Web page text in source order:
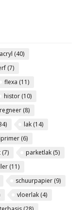
acryl (40)
(7)
flexa (11)
histor (10)
(8)
lak (14)
(6)
(7) parketlak (5)
(11)
schuurpapier (9)
vloerlak (4)